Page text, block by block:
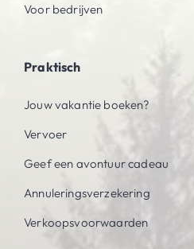
Voor bedrijven
Praktisch
Jouw vakantie boeken?
Vervoer
Geef een avontuur cadeau
Annuleringsverzekering
Verkoopsvoorwaarden